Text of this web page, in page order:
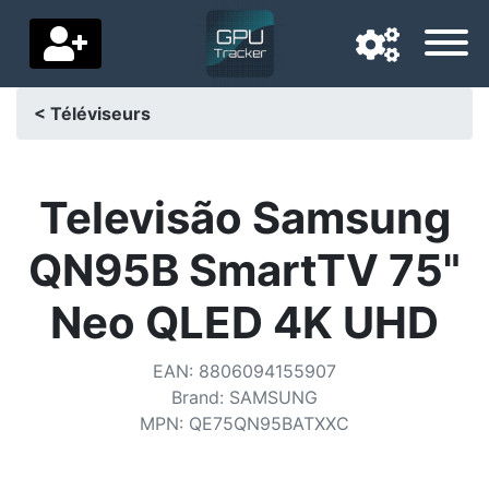
Pays de livraison
Accueil
Baisses de prix
Paramètres
< Téléviseurs
Televisão Samsung
QN95B SmartTV 75"
Neo QLED 4K UHD
EAN: 8806094155907
Brand: SAMSUNG
MPN: QE75QN95BATXXC